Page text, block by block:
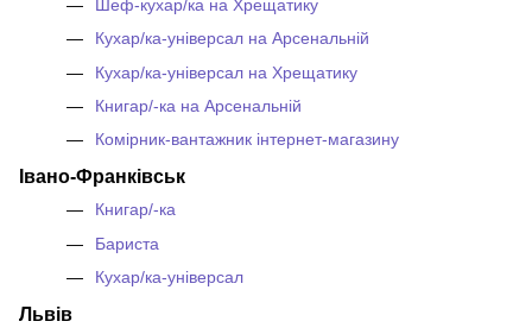
Шеф-кухар/ка на Хрещатику
Кухар/ка-універсал на Арсенальній
Кухар/ка-універсал на Хрещатику
Книгар/-ка на Арсенальній
Комірник-вантажник інтернет-магазину
Івано-Франківськ
Книгар/-ка
Бариста
Кухар/ка-універсал
Львів